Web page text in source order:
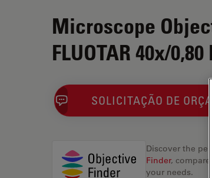
Microscope
FLUOTAR 40x/0,80
SOLICITAÇÃO DE
Discover the
Finder,
your needs.